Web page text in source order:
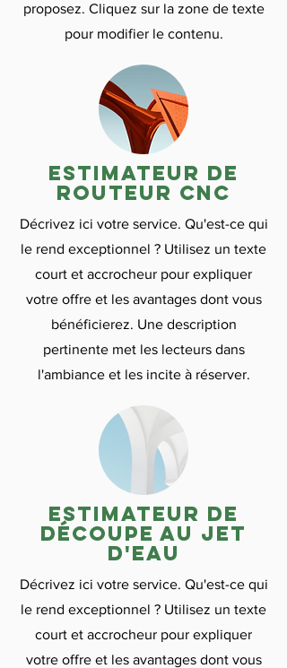
proposez. Cliquez sur la zone de texte
pour modifier le contenu.
Estimateur de
routeur CNC
Décrivez ici votre service. Qu'est-ce qui
le rend exceptionnel ? Utilisez un texte
court et accrocheur pour expliquer
votre offre et les avantages dont vous
bénéficierez. Une description
pertinente met les lecteurs dans
l'ambiance et les incite à réserver.
Estimateur de
découpe au jet
d'eau
Décrivez ici votre service. Qu'est-ce qui
le rend exceptionnel ? Utilisez un texte
court et accrocheur pour expliquer
votre offre et les avantages dont vous